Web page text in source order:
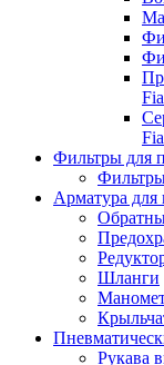
Фильтры для
Арматура для
Шланги
Рукава